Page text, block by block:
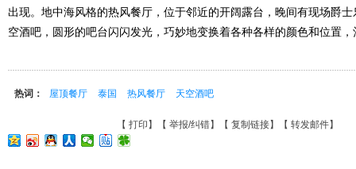
出现。地中海风格的热风餐厅，位于邻近的开阔露台，晚间有现场爵
空酒吧，圆形的吧台闪闪发光，巧妙地变换着各种各样的颜色和位置
热词： 屋顶餐厅 泰国 热风餐厅 天空酒吧
【 打印 】【 举报/纠错】【 复制链接】【 转发邮件】